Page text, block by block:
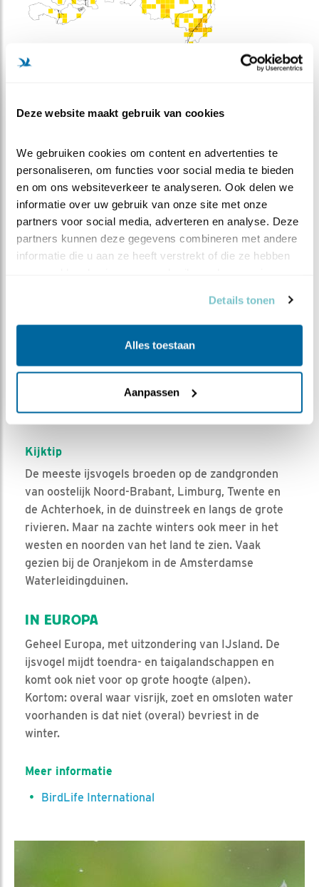
Deze website maakt gebruik van cookies
We gebruiken cookies om content en advertenties te
personaliseren, om functies voor social media te bieden
en om ons websiteverkeer te analyseren. Ook delen we
informatie over uw gebruik van onze site met onze
partners voor social media, adverteren en analyse. Deze
partners kunnen deze gegevens combineren met andere
informatie die u aan ze heeft verstrekt of die ze hebben
Details tonen
Alles toestaan
Aanpassen
+
−
| Powered byEsri| ©OpenStreetMap
Bron en meer waarnemingen:Waarneming.nl
Kijktip
De meeste ijsvogels broeden op de zandgronden
van oostelijk Noord-Brabant, Limburg, Twente en
de Achterhoek, in de duinstreek en langs de grote
rivieren. Maar na zachte winters ook meer in het
westen en noorden van het land te zien. Vaak
gezien bij de Oranjekom in de Amsterdamse
Waterleidingduinen.
IN EUROPA
Geheel Europa, met uitzondering van IJsland. De
ijsvogel mijdt toendra- en taigalandschappen en
komt ook niet voor op grote hoogte (alpen).
Kortom: overal waar visrijk, zoet en omsloten water
voorhanden is dat niet (overal) bevriest in de
winter.
Meer informatie
BirdLife International